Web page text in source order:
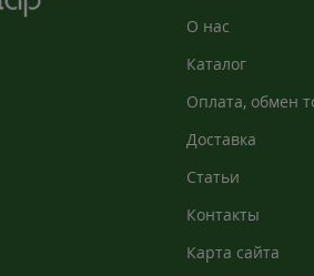
О нас
Каталог
Оплата, обмен
Доставка
Статьи
Контакты
Карта сайта